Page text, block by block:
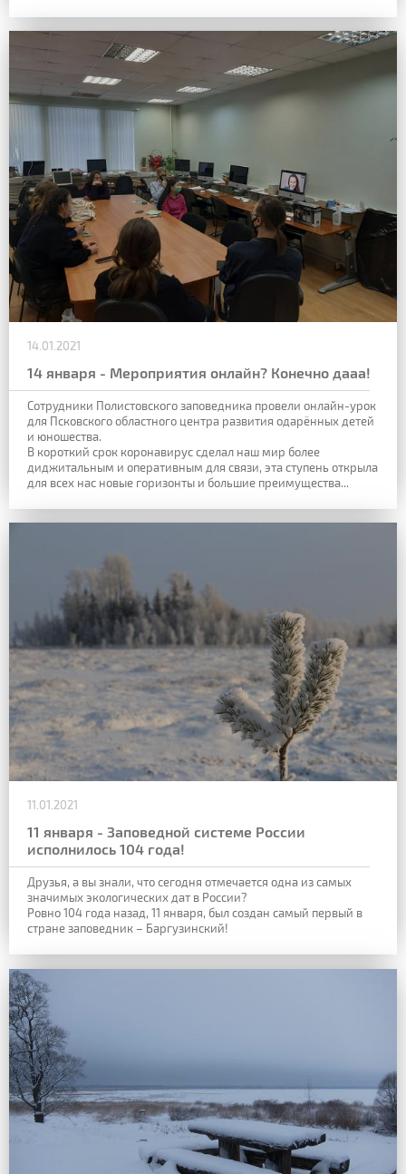
14.01.2021
14 января - Мероприятия онлайн? Конечно дааа!
Сотрудники Полистовского заповедника провели онлайн-урок
для Псковского областного центра развития одарённых детей
и юношества.
В короткий срок коронавирус сделал наш мир более
диджитальным и оперативным для связи, эта ступень открыла
для всех нас новые горизонты и большие преимущества...
11.01.2021
11 января - Заповедной системе России
исполнилось 104 года!
Друзья, а вы знали, что сегодня отмечается одна из самых
значимых экологических дат в России?
Ровно 104 года назад, 11 января, был создан самый первый в
стране заповедник – Баргузинский!